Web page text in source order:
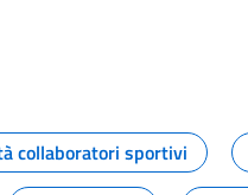
lo sport
collaboratori sportivi